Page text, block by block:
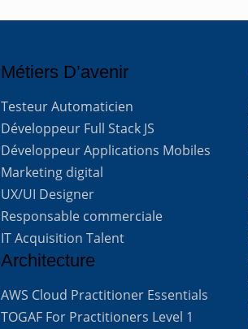
Métiers D’avenir
Testeur Automaticien
Développeur Full Stack JS
Développeur Applications Mobiles
Marketing digital
UX/UI Designer
Responsable commerciale
IT Acquisition Talent
Architecture
AWS Cloud Practitioner Essentials
TOGAF For Practitioners Level 1